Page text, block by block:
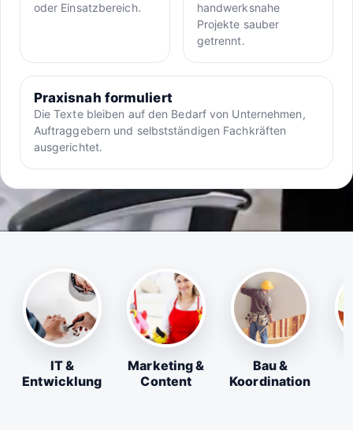
oder Einsatzbereich.
handwerksnahe
Projekte sauber
getrennt.
Praxisnah formuliert
Die Texte bleiben auf den Bedarf von Unternehmen,
Auftraggebern und selbstständigen Fachkräften
ausgerichtet.
IT &
Entwicklung
Marketing &
Content
Bau &
Koordination